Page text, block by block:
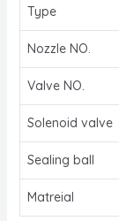
Type
Nozzle NO.
Valve NO.
Solenoid valve
Sealing ball
Matreial